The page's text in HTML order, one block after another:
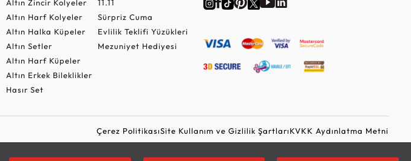
Altın Zincir Kolyeler
Altın Harf Kolyeler
Altın Halka Küpeler
Altın Setler
Altın Harf Küpeler
Altın Erkek Bileklikler
Hasır Set
11.11
Sürpriz Cuma
Evlilik Teklifi Yüzükleri
Mezuniyet Hediyesi
Çerez PolitikasıSite Kullanım ve Gizlilik ŞartlarıKVKK Aydınlatma Metni